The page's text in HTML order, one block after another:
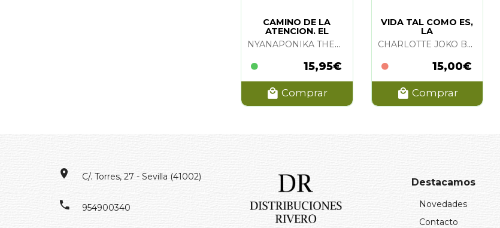
CAMINO DE LA
ATENCION. EL
NYANAPONIKA THERA
15,95€
Comprar
VIDA TAL COMO ES,
LA
CHARLOTTE JOKO BECK Y STEVE SMITH
15,00€
Comprar
C/. Torres, 27 - Sevilla (41002)
954900340
Destacamos
Novedades
Contacto